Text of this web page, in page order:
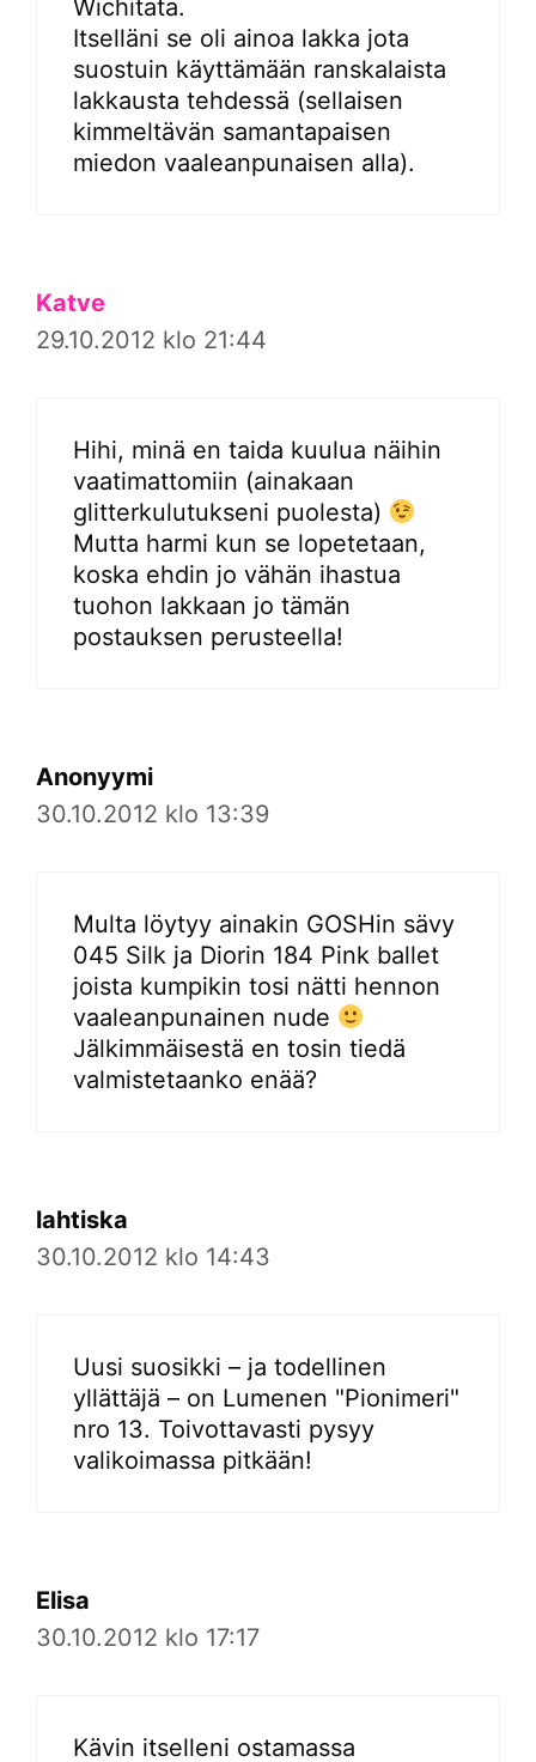
Wichitata.
Itselläni se oli ainoa lakka jota
suostuin käyttämään ranskalaista
lakkausta tehdessä (sellaisen
kimmeltävän samantapaisen
miedon vaaleanpunaisen alla).
Katve
29.10.2012 klo 21:44
Hihi, minä en taida kuulua näihin
vaatimattomiin (ainakaan
glitterkulutukseni puolesta)
Mutta harmi kun se lopetetaan,
koska ehdin jo vähän ihastua
tuohon lakkaan jo tämän
postauksen perusteella!
Anonyymi
30.10.2012 klo 13:39
Multa löytyy ainakin GOSHin sävy
045 Silk ja Diorin 184 Pink ballet
joista kumpikin tosi nätti hennon
vaaleanpunainen nude
Jälkimmäisestä en tosin tiedä
valmistetaanko enää?
lahtiska
30.10.2012 klo 14:43
Uusi suosikki – ja todellinen
yllättäjä – on Lumenen "Pionimeri"
nro 13. Toivottavasti pysyy
valikoimassa pitkään!
Elisa
30.10.2012 klo 17:17
Kävin itselleni ostamassa